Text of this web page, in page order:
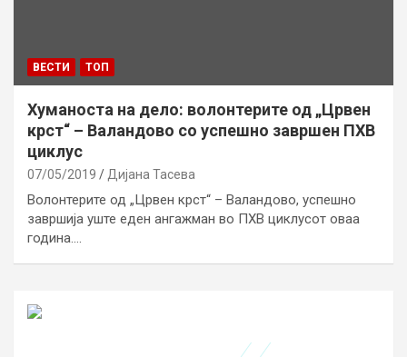
ВЕСТИ ТОП
Хуманоста на дело: волонтерите од „Црвен
крст“ – Валандово со успешно завршен ПХВ
циклус
07/05/2019 Дијана Тасева
Волонтерите од „Црвен крст“ – Валандово, успешно
завршија уште еден ангажман во ПХВ циклусот оваа
година.…